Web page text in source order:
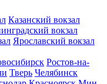
Казанский вокзал
вокзал
Ярославский вокзал
Ростов-на-
Тверь Челябинск